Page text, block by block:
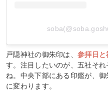
戸隠神社の御朱印は、 参拝日と
す。注目したいのが、五社そ
ね。中央下部にある印鑑が、
に変わります。